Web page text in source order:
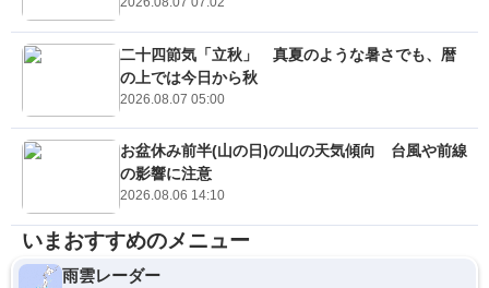
二十四節気「立秋」 真夏のような暑さでも、暦
の上では今日から秋
2026.08.07 05:00
お盆休み前半(山の日)の山の天気傾向 台風や前線
の影響に注意
2026.08.06 14:10
いまおすすめのメニュー
雨雲レーダー